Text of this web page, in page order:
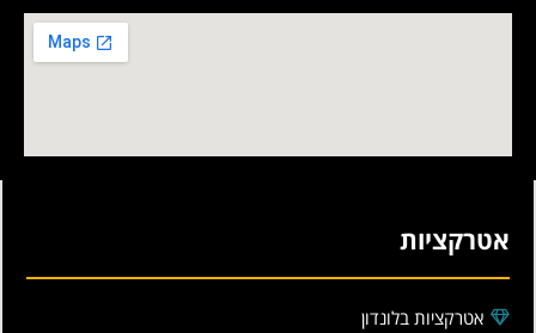
אטרקציות
אטרקציות בלונדון